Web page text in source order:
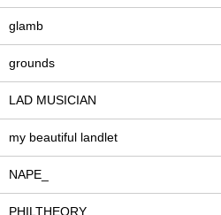
glamb
grounds
LAD MUSICIAN
my beautiful landlet
NAPE_
PHILTHEORY